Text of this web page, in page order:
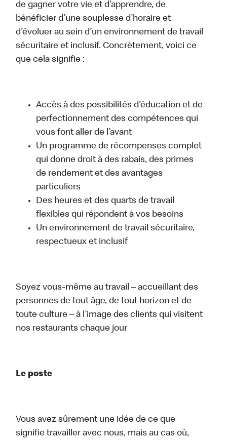
de gagner votre vie et d’apprendre, de
bénéficier d’une souplesse d’horaire et
d’évoluer au sein d’un environnement de travail
sécuritaire et inclusif. Concrètement, voici ce
que cela signifie :
Accès à des possibilités d’éducation et de
perfectionnement des compétences qui
vous font aller de l’avant
Un programme de récompenses complet
qui donne droit à des rabais, des primes
de rendement et des avantages
particuliers
Des heures et des quarts de travail
flexibles qui répondent à vos besoins
Un environnement de travail sécuritaire,
respectueux et inclusif
Soyez vous-même au travail – accueillant des
personnes de tout âge, de tout horizon et de
toute culture – à l’image des clients qui visitent
nos restaurants chaque jour
Le poste
Vous avez sûrement une idée de ce que
signifie travailler avec nous, mais au cas où,